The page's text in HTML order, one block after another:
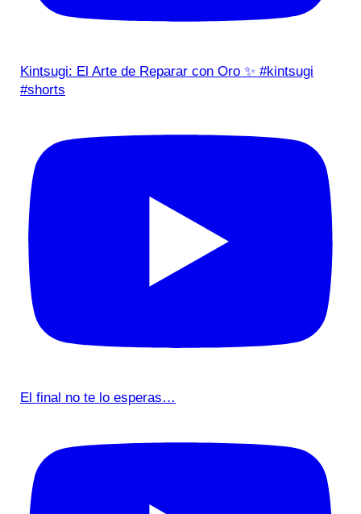
Kintsugi: El Arte de Reparar con Oro ✨ #kintsugi
#shorts
El final no te lo esperas…